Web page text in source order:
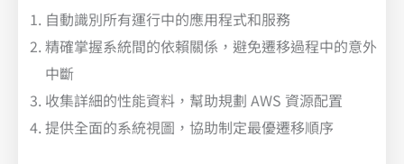
自動識別所有運行中的應用程式和服務
精確掌握系統間的依賴關係，避免遷移過程中的意外
中斷
收集詳細的性能資料，幫助規劃 AWS 資源配置
提供全面的系統視圖，協助制定最優遷移順序